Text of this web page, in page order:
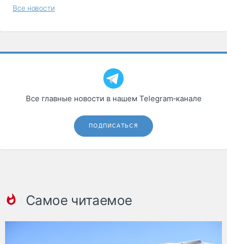
Автосервис,
Топливо, масла и
автохимия
Все новости
Все главные новости в нашем Telegram‑канале
ПОДПИСАТЬСЯ
Самое читаемое